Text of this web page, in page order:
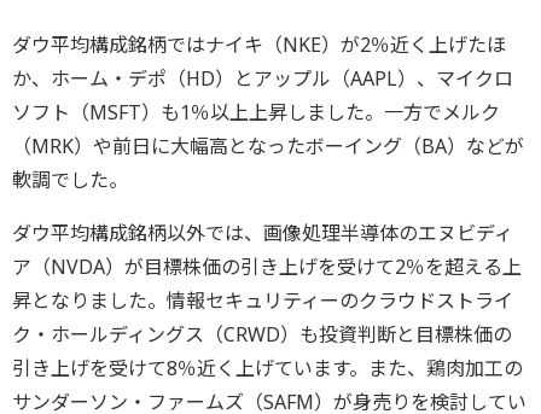
ダウ平均構成銘柄ではナイキ（NKE）が2％近く上げたほ
か、ホーム・デポ（HD）とアップル（AAPL）、マイクロ
ソフト（MSFT）も1％以上上昇しました。一方でメルク
（MRK）や前日に大幅高となったボーイング（BA）などが
軟調でした。
ダウ平均構成銘柄以外では、画像処理半導体のエヌビディ
ア（NVDA）が目標株価の引き上げを受けて2％を超える上
昇となりました。情報セキュリティーのクラウドストライ
ク・ホールディングス（CRWD）も投資判断と目標株価の
引き上げを受けて8％近く上げています。また、鶏肉加工の
サンダーソン・ファームズ（SAFM）が身売りを検討してい